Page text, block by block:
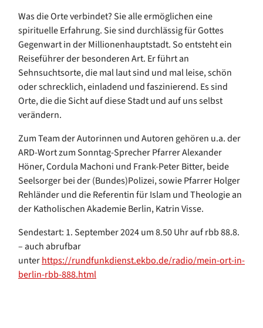
Was die Orte verbindet? Sie alle ermöglichen eine
spirituelle Erfahrung. Sie sind durchlässig für Gottes
Gegenwart in der Millionenhauptstadt. So entsteht ein
Reiseführer der besonderen Art. Er führt an
Sehnsuchtsorte, die mal laut sind und mal leise, schön
oder schrecklich, einladend und faszinierend. Es sind
Orte, die die Sicht auf diese Stadt und auf uns selbst
verändern.
Zum Team der Autorinnen und Autoren gehören u.a. der
ARD-Wort zum Sonntag-Sprecher Pfarrer Alexander
Höner, Cordula Machoni und Frank-Peter Bitter, beide
Seelsorger bei der (Bundes)Polizei, sowie Pfarrer Holger
Rehländer und die Referentin für Islam und Theologie an
der Katholischen Akademie Berlin, Katrin Visse.
Sendestart: 1. September 2024 um 8.50 Uhr auf rbb 88.8.
– auch abrufbar
unterhttps://rundfunkdienst.ekbo.de/radio/mein-ort-in-
berlin-rbb-888.html